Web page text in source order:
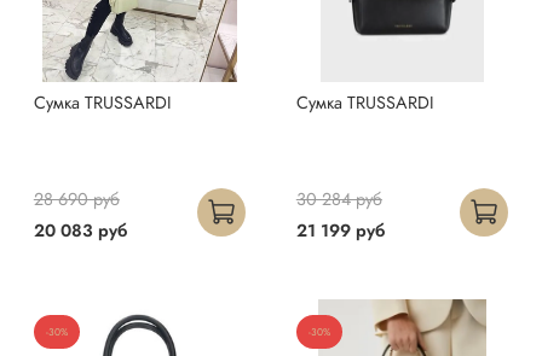
Сумка TRUSSARDI
20 083 руб
28 690 руб
Сумка TRUSSARDI
21 199 руб
30 284 руб
-30% -30%